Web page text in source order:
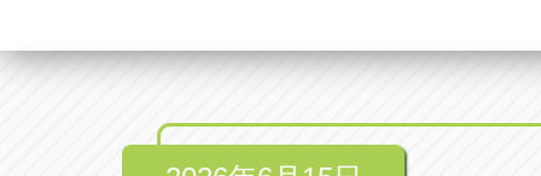
0561-84-
愛知県瀬戸市美濃池町29-1